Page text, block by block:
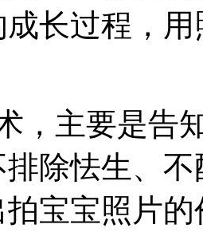
长过程，
，主要是告
除怯生、
宝宝照片